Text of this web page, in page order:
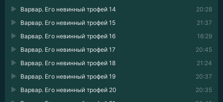
20:28
Варвар. Его невинный трофей 14
21:37
Варвар. Его невинный трофей 15
16:29
Варвар. Его невинный трофей 16
20:45
Варвар. Его невинный трофей 17
21:24
Варвар. Его невинный трофей 18
20:37
Варвар. Его невинный трофей 19
20:35
Варвар. Его невинный трофей 20